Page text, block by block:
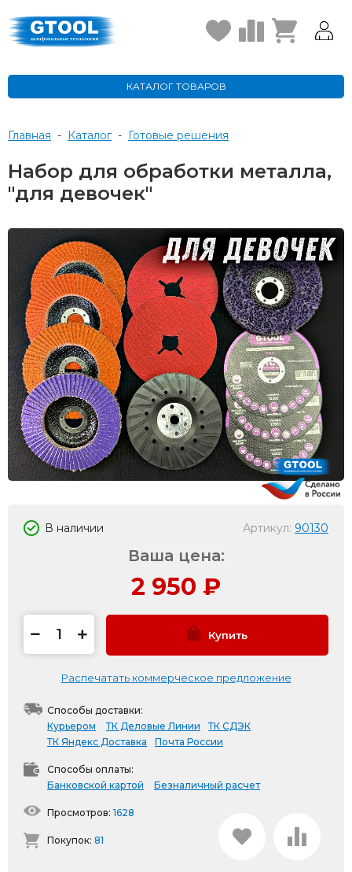
КАТАЛОГ ТОВАРОВ
Главная - Каталог - Готовые решения
Набор для обработки металла,
"для девочек"
В наличии Артикул: 90130
Ваша цена:
2 950 ₽
Купить
Распечатать коммерческое предложение
Способы доставки:
Курьером
ТК Деловые Линии
ТК СДЭК
ТК Яндекс Доставка
Почта России
Способы оплаты:
Банковской картой
Безналичный расчет
Просмотров: 1628
Покупок: 81